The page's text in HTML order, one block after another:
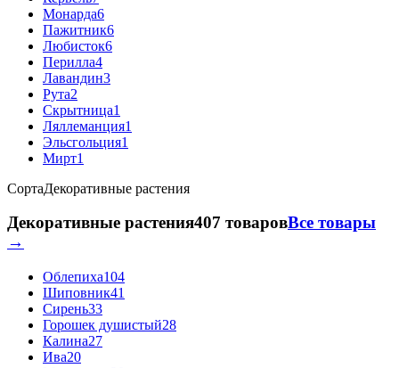
Монарда6
Пажитник6
Любисток6
Перилла4
Лавандин3
Рута2
Скрытница1
Ляллеманция1
Эльсгольция1
Мирт1
СортаДекоративные растения
Декоративные растения407 товаровВсе товары
→
Облепиха104
Шиповник41
Сирень33
Горошек душистый28
Калина27
Ива20